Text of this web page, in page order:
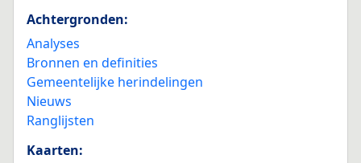
Achtergronden:
Analyses
Bronnen en definities
Gemeentelijke herindelingen
Nieuws
Ranglijsten
Kaarten: